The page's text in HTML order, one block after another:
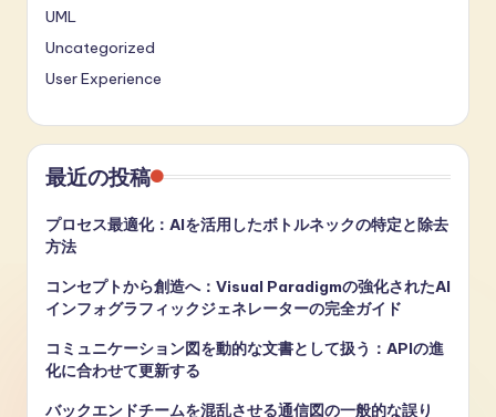
UML
Uncategorized
User Experience
最近の投稿
プロセス最適化：AIを活用したボトルネックの特定と除去
方法
コンセプトから創造へ：Visual Paradigmの強化されたAI
インフォグラフィックジェネレーターの完全ガイド
コミュニケーション図を動的な文書として扱う：APIの進
化に合わせて更新する
バックエンドチームを混乱させる通信図の一般的な誤り